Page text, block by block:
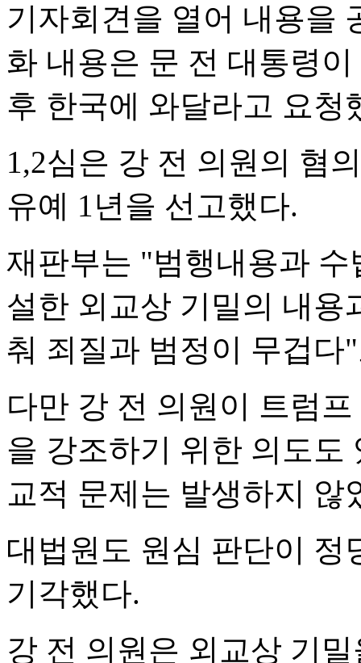
기자회견을 열어 내용을
화 내용은 문 전 대통령
후 한국에 와달라고 요청
1,2심은 강 전 의원의 혐
유예 1년을 선고했다.
재판부는 "범행내용과 수
설한 외교상 기밀의 내용
춰 죄질과 범정이 무겁다
다만 강 전 의원이 트럼
을 강조하기 위한 의도도
교적 문제는 발생하지
대법원도 원심 판단이 정
기각했다.
강 전 의원은 외교상 기